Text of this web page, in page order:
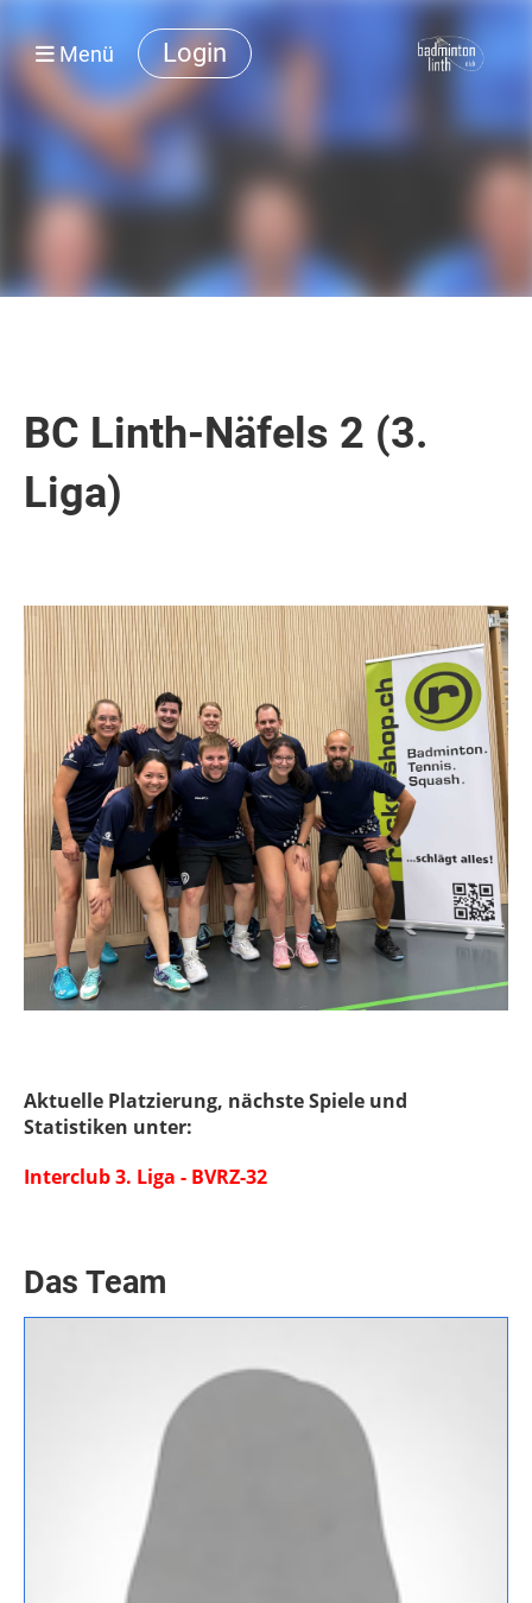
Login
Menü
BC Linth-Näfels 2 (3.
Liga)
Aktuelle Platzierung, nächste Spiele und
Statistiken unter:
Interclub 3. Liga - BVRZ-32
Das Team